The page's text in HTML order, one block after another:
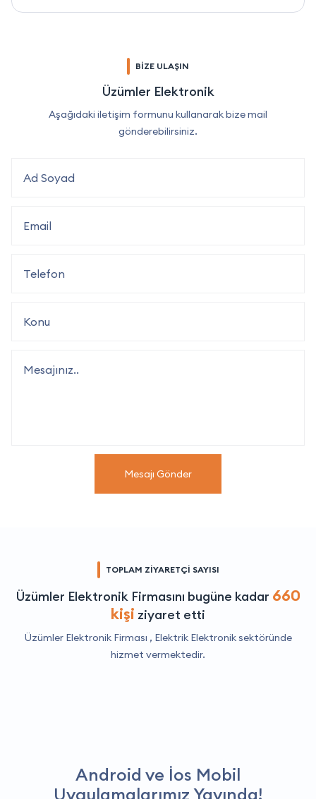
BİZE ULAŞIN
Üzümler Elektronik
Aşağıdaki iletişim formunu kullanarak bize mail
gönderebilirsiniz.
Mesajı Gönder
TOPLAM ZİYARETÇİ SAYISI
Üzümler Elektronik Firmasını bugüne kadar 660
kişi ziyaret etti
Üzümler Elektronik Firması , Elektrik Elektroniksektöründe
hizmet vermektedir.
Android ve İos Mobil
Uygulamalarımız Yayında!